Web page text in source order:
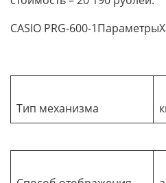
CASIO PRG-600-
Тип механизма